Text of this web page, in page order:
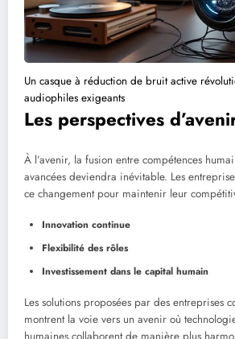
Un casque à réduction de bruit active
audiophiles exigeants
Les perspectives
À l’avenir, la fusion entre compétences
avancées deviendra inévitable. Les
ce changement pour maintenir leur
Innovation continue
Flexibilité des rôles
Investissement dans le capital humain
Les solutions proposées par des entreprises
montrent la voie vers un avenir où